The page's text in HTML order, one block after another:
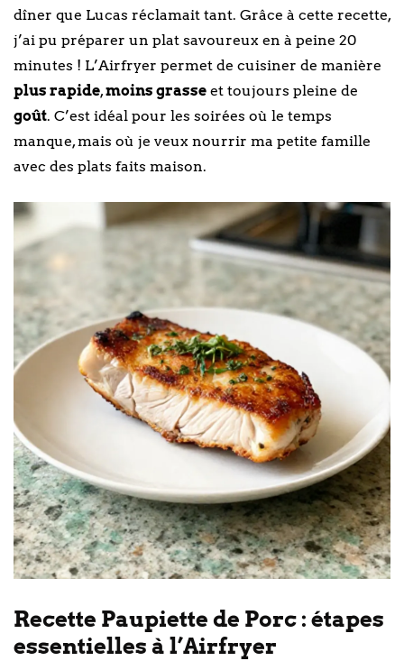
dîner que Lucas réclamait tant. Grâce à cette recette,
j’ai pu préparer un plat savoureux en à peine 20
minutes ! L’Airfryer permet de cuisiner de manière
plus rapide,moins grasse et toujours pleine de
goût. C’est idéal pour les soirées où le temps
manque, mais où je veux nourrir ma petite famille
avec des plats faits maison.
Recette Paupiette de Porc : étapes
essentielles à l’Airfryer